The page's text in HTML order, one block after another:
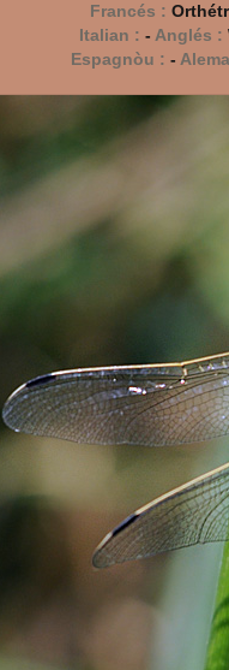
Francés :
Italian : - Anglés :
Espagnòu : -